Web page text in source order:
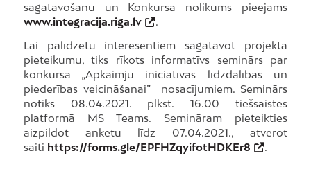
sagatavošanu un Konkursa nolikums pieejams
www.integracija.riga.lv
.
Lai palīdzētu interesentiem sagatavot projekta
pieteikumu, tiks rīkots informatīvs seminārs par
konkursa „Apkaimju iniciatīvas līdzdalības un
piederības veicināšanai” nosacījumiem. Seminārs
notiks 08.04.2021. plkst. 16.00 tiešsaistes
platformā MS Teams. Semināram pieteikties
aizpildot anketu līdz 07.04.2021., atverot
saiti https://forms.gle/EPFHZqyifotHDKEr8 .